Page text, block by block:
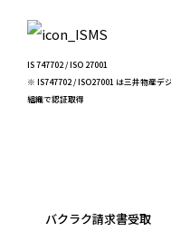
IS 747702 / ISO 27001
※ IS747702 / ISO27001 は三井物産デ
組織で認証取得
バクラク請求書受取